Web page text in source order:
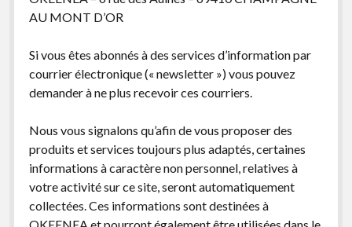
AU MONT D’OR
Si vous êtes abonnés à des services d’information par
courrier électronique (« newsletter ») vous pouvez
demander à ne plus recevoir ces courriers.
Nous vous signalons qu’afin de vous proposer des
produits et services toujours plus adaptés, certaines
informations à caractère non personnel, relatives à
votre activité sur ce site, seront automatiquement
collectées. Ces informations sont destinées à